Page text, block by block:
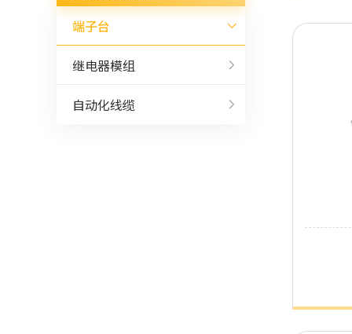
端子台
继电器模组
自动化线缆